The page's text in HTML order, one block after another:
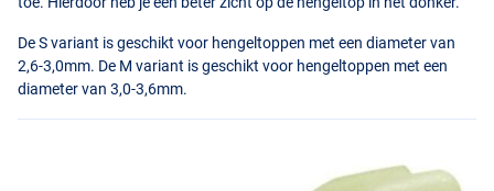
De S variant is geschikt voor hengeltoppen met een diameter van
2,6-3,0mm. De M variant is geschikt voor hengeltoppen met een
diameter van 3,0-3,6mm.